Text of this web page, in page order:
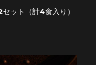
ット（計4食入り）